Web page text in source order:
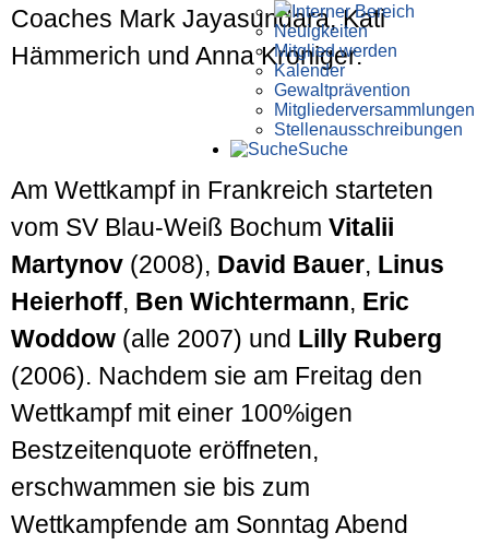
Interner Bereich
Neuigkeiten
Mitglied werden
Kalender
Gewaltprävention
Mitglieder­versammlungen
Stellen­aus­schrei­bungen
Suche
Coaches Mark Jayasundara, Kati
Hämmerich und Anna Kroniger.
Am Wettkampf in Frankreich starteten
vom SV Blau-Weiß Bochum Vitalii
Martynov (2008), David Bauer, Linus
Heierhoff, Ben Wichtermann, Eric
Woddow (alle 2007) und Lilly Ruberg
(2006). Nachdem sie am Freitag den
Wettkampf mit einer 100%igen
Bestzeitenquote eröffneten,
erschwammen sie bis zum
Wettkampfende am Sonntag Abend